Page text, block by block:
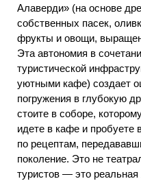
Алаверди» (на основе
собственных пасек,
фрукты и овощи,
Эта автономия в
туристической
уютными кафе) создает
погружения в глубокую
стоите в соборе,
идете в кафе и пробуете
по рецептам,
поколение. Это не
туристов — это